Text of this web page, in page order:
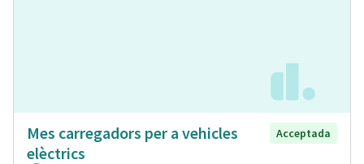
Mes carregadors per a vehicles
elèctrics
Acceptada